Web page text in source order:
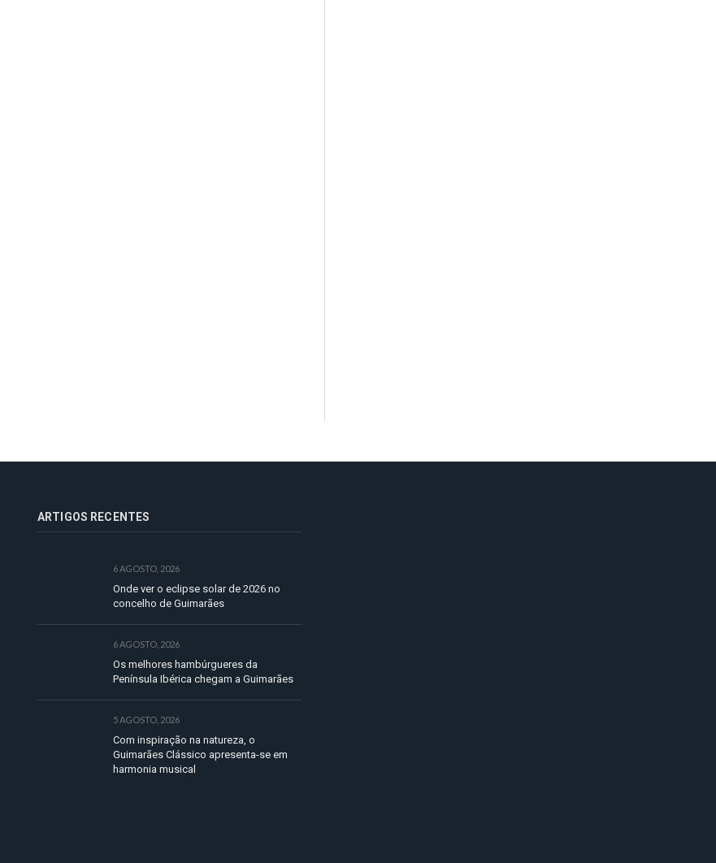
ARTIGOS RECENTES
6 AGOSTO, 2026
Onde ver o eclipse solar de 2026 no
concelho de Guimarães
6 AGOSTO, 2026
Os melhores hambúrgueres da
Península Ibérica chegam a Guimarães
5 AGOSTO, 2026
Com inspiração na natureza, o
Guimarães Clássico apresenta-se em
harmonia musical